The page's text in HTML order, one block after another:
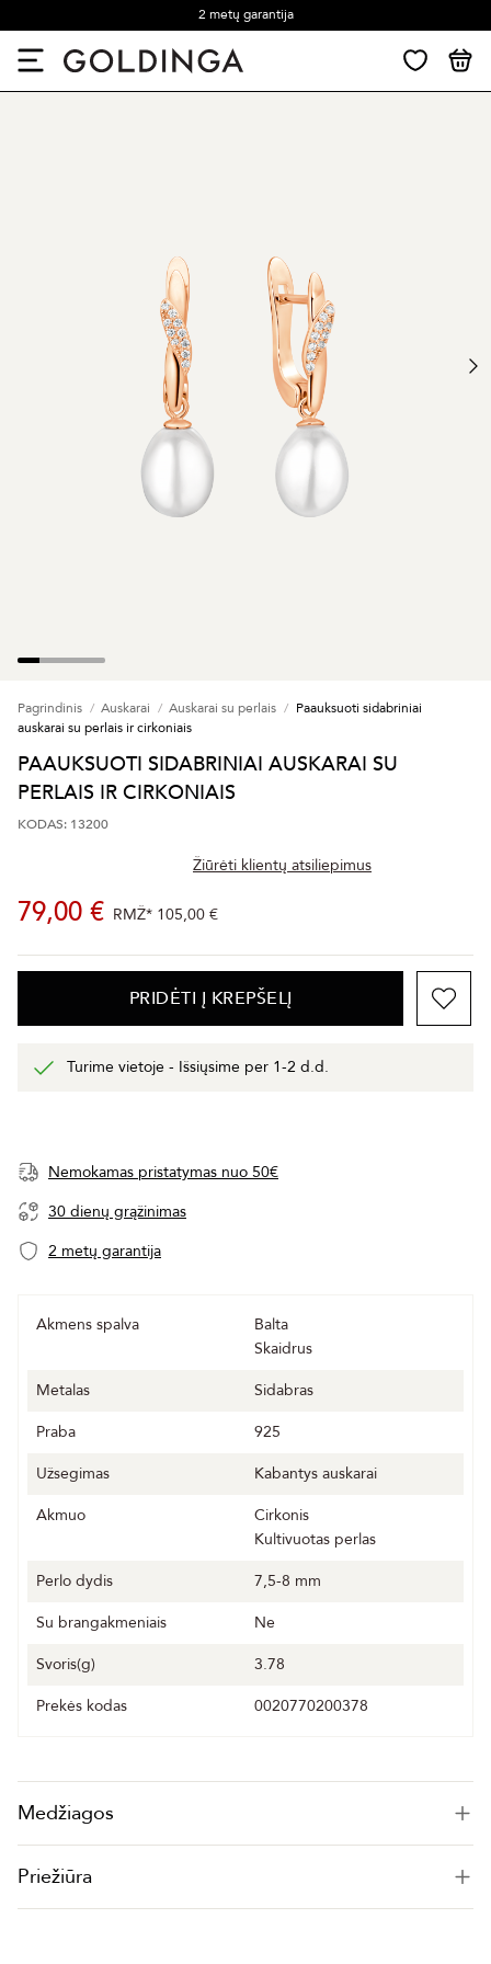
2 metų garantija
Pagrindinis Auskarai Auskarai su perlais
Paauksuoti sidabriniai
auskarai su perlais ir cirkoniais
PAAUKSUOTI SIDABRINIAI AUSKARAI SU
PERLAIS IR CIRKONIAIS
KODAS: 13200
Žiūrėti klientų atsiliepimus
79,00 € RMŽ* 105,00 €
PRIDĖTI Į KREPŠELĮ
Turime vietoje - Išsiųsime per 1-2 d.d.
Nemokamas pristatymas nuo 50€
30 dienų grąžinimas
2 metų garantija
Akmens spalva
Balta
Skaidrus
Metalas
Sidabras
Praba
925
Užsegimas
Kabantys auskarai
Akmuo
Cirkonis
Kultivuotas perlas
Perlo dydis
7,5-8 mm
Su brangakmeniais
Ne
Svoris(g)
3.78
Prekės kodas
0020770200378
Medžiagos
Priežiūra